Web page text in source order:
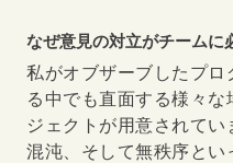
なぜ意見の対立がチームに
私がオブザーブしたプ
る中でも直面する様々
ジェクトが用意されてい
混沌、そして無秩序と